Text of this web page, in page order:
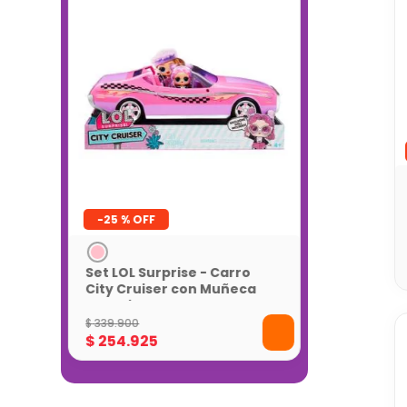
-25 %
Set LOL Surprise - Carro
City Cruiser con Muñeca
Exclusiva
$339.900
$254.925